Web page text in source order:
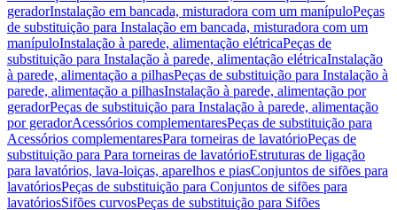
geradorInstalação em bancada, misturadora com um manípuloPeças
de substituição para Instalação em bancada, misturadora com um
manípuloInstalação à parede, alimentação elétricaPeças de
substituição para Instalação à parede, alimentação elétricaInstalação
à parede, alimentação a pilhasPeças de substituição para Instalação à
parede, alimentação a pilhasInstalação à parede, alimentação por
geradorPeças de substituição para Instalação à parede, alimentação
por geradorAcessórios complementaresPeças de substituição para
Acessórios complementaresPara torneiras de lavatórioPeças de
substituição para Para torneiras de lavatórioEstruturas de ligação
para lavatórios, lava-loiças, aparelhos e piasConjuntos de sifões para
lavatóriosPeças de substituição para Conjuntos de sifões para
lavatóriosSifões curvosPeças de substituição para Sifões